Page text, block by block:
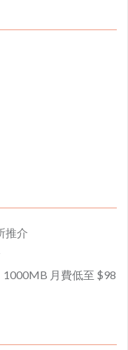
推介
月費低至 $98